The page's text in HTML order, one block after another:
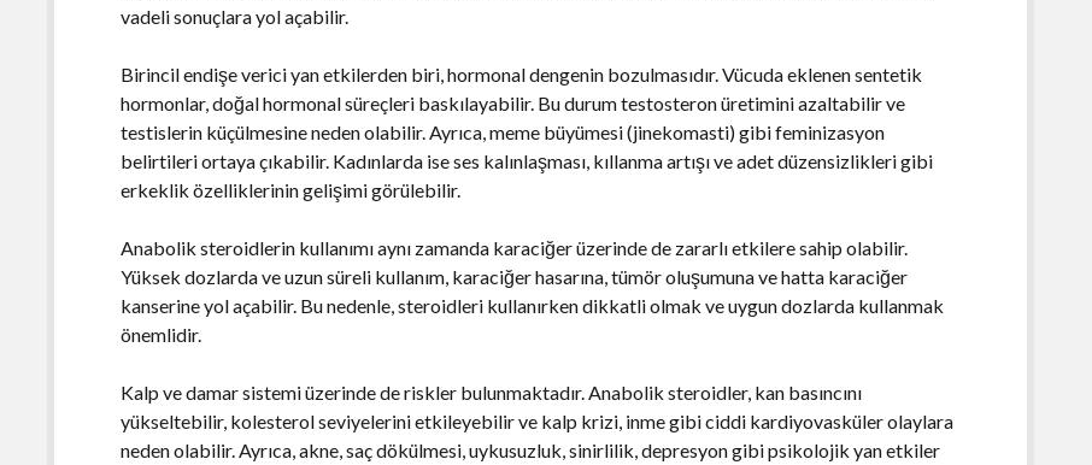
vadeli sonuçlara yol açabilir.
Birincil endişe verici yan etkilerden biri, hormonal dengenin bozulmasıdır. Vücuda eklenen sentetik
hormonlar, doğal hormonal süreçleri baskılayabilir. Bu durum testosteron üretimini azaltabilir ve
testislerin küçülmesine neden olabilir. Ayrıca, meme büyümesi (jinekomasti) gibi feminizasyon
belirtileri ortaya çıkabilir. Kadınlarda ise ses kalınlaşması, kıllanma artışı ve adet düzensizlikleri gibi
erkeklik özelliklerinin gelişimi görülebilir.
Anabolik steroidlerin kullanımı aynı zamanda karaciğer üzerinde de zararlı etkilere sahip olabilir.
Yüksek dozlarda ve uzun süreli kullanım, karaciğer hasarına, tümör oluşumuna ve hatta karaciğer
kanserine yol açabilir. Bu nedenle, steroidleri kullanırken dikkatli olmak ve uygun dozlarda kullanmak
önemlidir.
Kalp ve damar sistemi üzerinde de riskler bulunmaktadır. Anabolik steroidler, kan basıncını
yükseltebilir, kolesterol seviyelerini etkileyebilir ve kalp krizi, inme gibi ciddi kardiyovasküler olaylara
neden olabilir. Ayrıca, akne, saç dökülmesi, uykusuzluk, sinirlilik, depresyon gibi psikolojik yan etkiler